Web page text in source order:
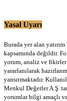
Yasal Uyarı
Burada yer alan
kapsamında değildir.
yorum, analiz ve
yararlanılarak
yansıtmaktadır.
Menkul Değerler A.Ş.
yorumlar bilgi amaçlı